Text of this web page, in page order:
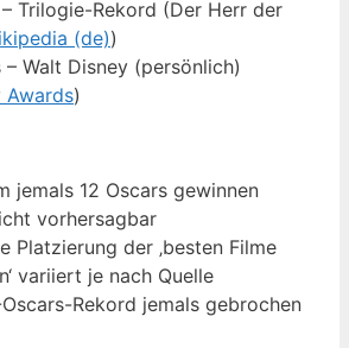
– Trilogie-Rekord (Der Herr der
(de))
– Walt Disney (persönlich)
Awards)
jemals 12 Oscars gewinnen
vorhersagbar
Platzierung der ‚besten Filme
variiert je nach Quelle
Rekord jemals gebrochen